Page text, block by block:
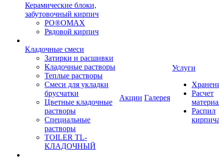
Керамические блоки,
забутовочный кирпич
PO®OMAX
Рядовой кирпич
Кладочные смеси
Затирки и расшивки
Кладочные растворы
Теплые растворы
Смеси для укладки
брусчатки
Цветные кладочные
растворы
Специальные
растворы
TOILER TL-
КЛАДОЧНЫЙ
Акции Галерея
Услуги
Расчет
Распил